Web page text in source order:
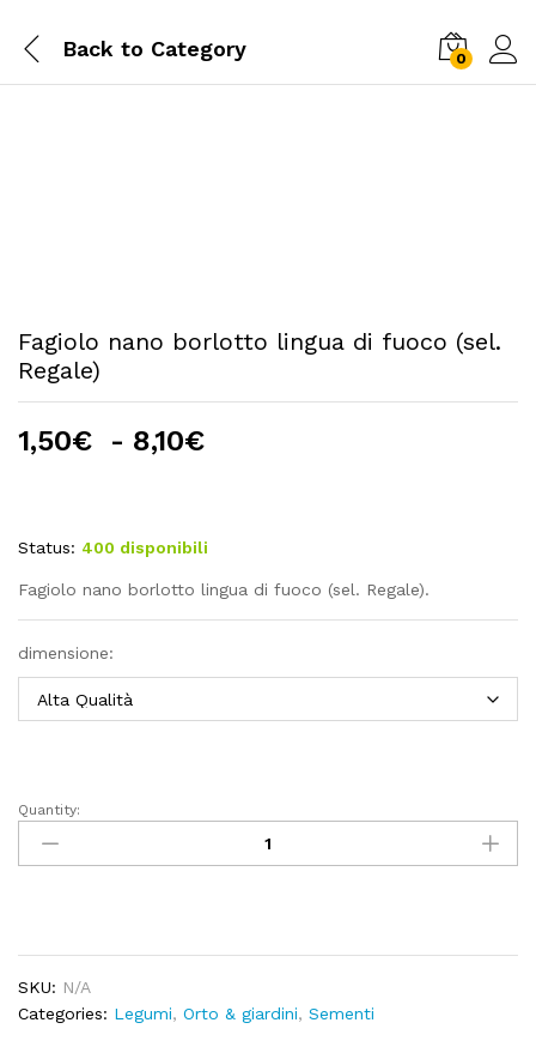
Back to Category 0
Fagiolo nano borlotto lingua di fuoco (sel.
Regale)
1,50€ - 8,10€
a
8,10€
Status: 400 disponibili
Fagiolo nano borlotto lingua di fuoco (sel. Regale).
dimensione:
Fagiolo
nano
borlotto
Regale)
quantity
Quantity:
SKU: N/A
Categories: Legumi, Orto & giardini, Sementi